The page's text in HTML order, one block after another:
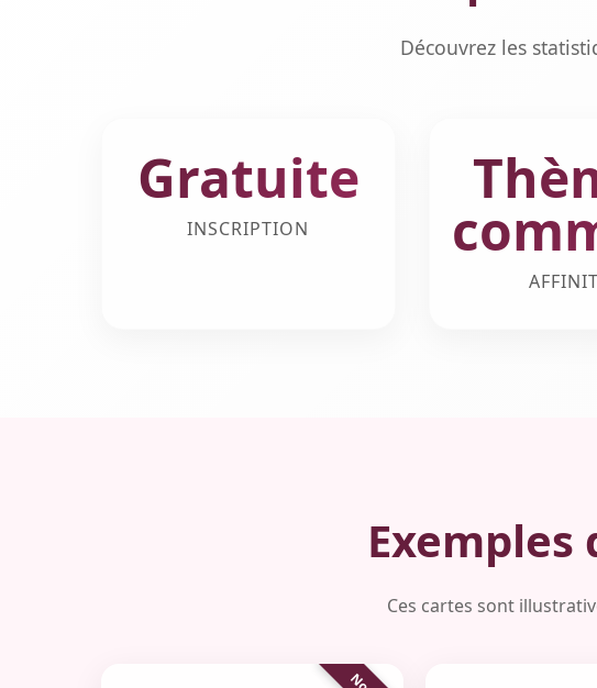
Découvrez les
Gratuite
INSCRIPTION
Ces cartes sont